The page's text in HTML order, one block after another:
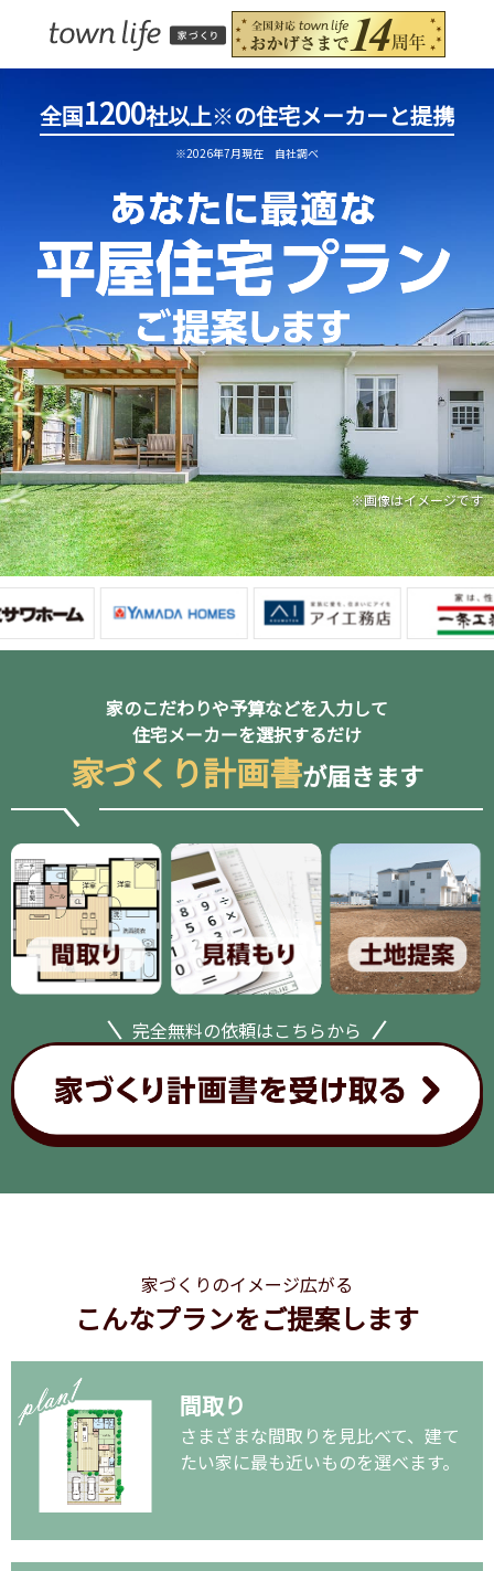
全国1200社以上※の住宅メーカーと提携
※2026年7月現在 自社調べ
※画像はイメージです
家のこだわりや予算などを入力して
住宅メーカーを選択するだけ
家づくり計画書が届きます
完全無料の依頼はこちらから
家づくりのイメージ広がる
こんなプランをご提案します
間取り
さまざまな間取りを見比べて、建て
たい家に最も近いものを選べます。